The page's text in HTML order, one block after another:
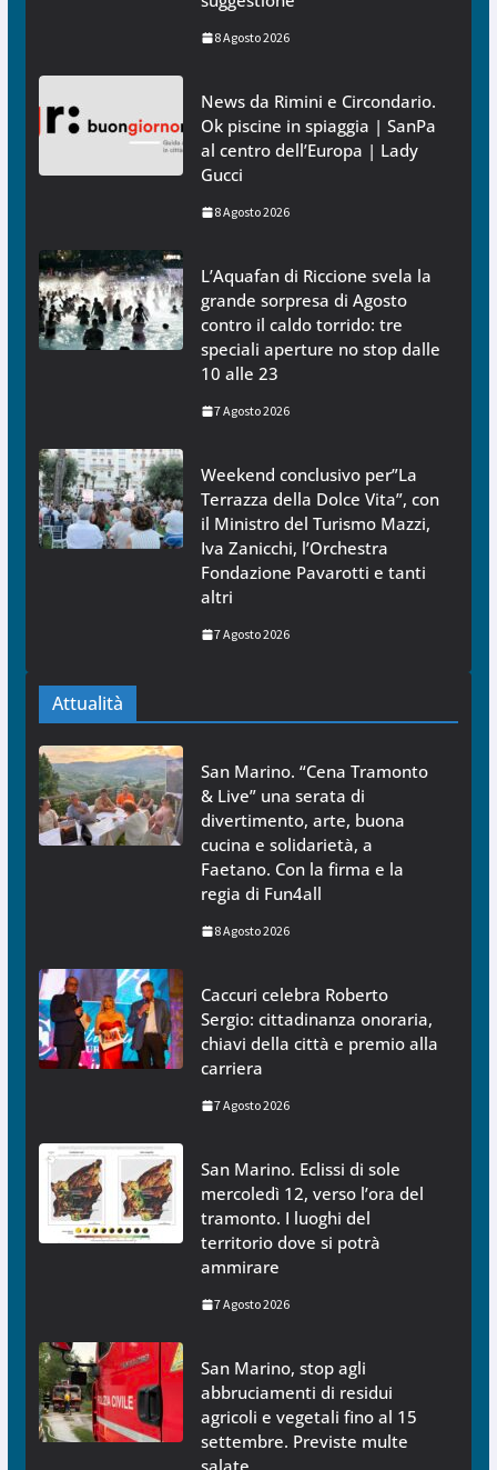
8 Agosto 2026
News da Rimini e Circondario.
Ok piscine in spiaggia | SanPa
al centro dell’Europa | Lady
Gucci
8 Agosto 2026
L’Aquafan di Riccione svela la
grande sorpresa di Agosto
contro il caldo torrido: tre
speciali aperture no stop dalle
10 alle 23
7 Agosto 2026
Weekend conclusivo per”La
Terrazza della Dolce Vita”, con
il Ministro del Turismo Mazzi,
Iva Zanicchi, l’Orchestra
Fondazione Pavarotti e tanti
altri
7 Agosto 2026
Attualità
San Marino. “Cena Tramonto
& Live” una serata di
divertimento, arte, buona
cucina e solidarietà, a
Faetano. Con la firma e la
regia di Fun4all
8 Agosto 2026
Caccuri celebra Roberto
Sergio: cittadinanza onoraria,
chiavi della città e premio alla
carriera
7 Agosto 2026
San Marino. Eclissi di sole
mercoledì 12, verso l’ora del
tramonto. I luoghi del
territorio dove si potrà
ammirare
7 Agosto 2026
San Marino, stop agli
abbruciamenti di residui
agricoli e vegetali fino al 15
settembre. Previste multe